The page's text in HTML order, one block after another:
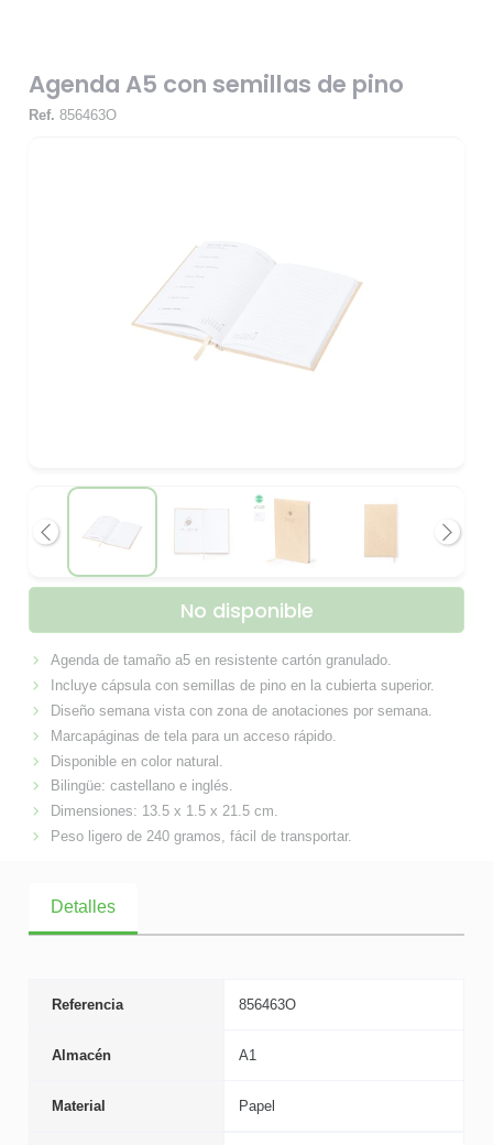
Agenda A5 con semillas de pino
Ref. 856463O
Anterior
No disponible
Agenda de tamaño a5 en resistente cartón granulado.
Incluye cápsula con semillas de pino en la cubierta superior.
Diseño semana vista con zona de anotaciones por semana.
Marcapáginas de tela para un acceso rápido.
Disponible en color natural.
Bilingüe: castellano e inglés.
Dimensiones: 13.5 x 1.5 x 21.5 cm.
Peso ligero de 240 gramos, fácil de transportar.
Detalles
Referencia 856463O
Almacén A1
Material Papel